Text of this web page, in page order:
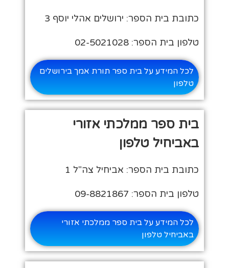
כתובת בית הספר: ירושלים אהלי יוסף 3
טלפון בית הספר: 02-5021028
לכל המידע על בית ספר תורת אמך בירושלים
טלפון
בית ספר ממלכתי אזורי
באביחיל טלפון
כתובת בית הספר: אביחיל צה"ל 1
טלפון בית הספר: 09-8821867
לכל המידע על בית ספר ממלכתי אזורי
באביחיל טלפון